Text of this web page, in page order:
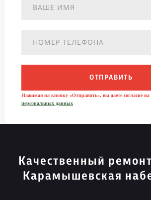
ОТПРАВИТЬ
Нажимая на кнопку «Отправить», вы даете согласие на
персональных данных
Качественный
Карамышевская